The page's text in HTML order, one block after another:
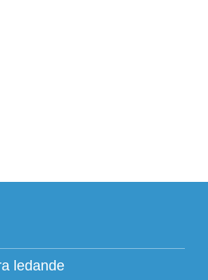
ledande